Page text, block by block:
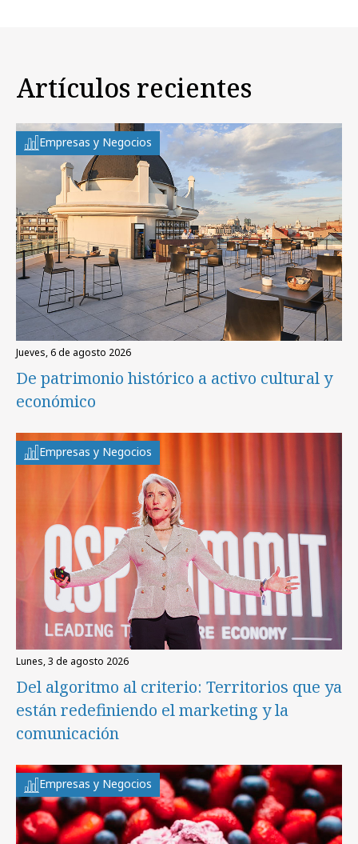
Artículos recientes
Empresas y Negocios
jueves, 6 de agosto 2026
De patrimonio histórico a activo cultural y
económico
Empresas y Negocios
lunes, 3 de agosto 2026
Del algoritmo al criterio: Territorios que ya
están redefiniendo el marketing y la
comunicación
Empresas y Negocios